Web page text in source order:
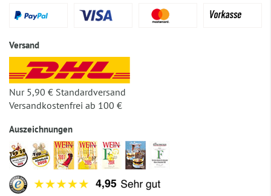
Versand
Nur 5,90 € Standardversand
Versandkostenfrei ab 100 €
Auszeichnungen